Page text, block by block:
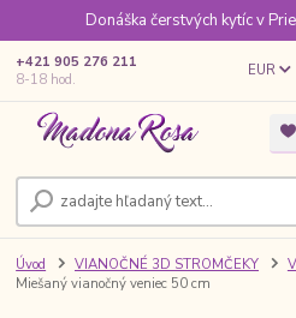
Donáška čerstvých kytíc v
EUR
+421 905 276 211
8-18 hod.
Úvod VIANOČNÉ 3D STROMČEKY
Miešaný vianočný veniec 50 cm